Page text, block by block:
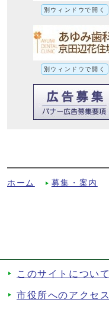
別ウィンドウで開く
別ウィンドウで開く
ホーム 募集・案内
このサイトについて
市役所へのアクセス